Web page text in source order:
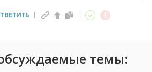
темы: